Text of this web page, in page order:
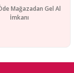
Mağazadan Gel Al
İmkanı